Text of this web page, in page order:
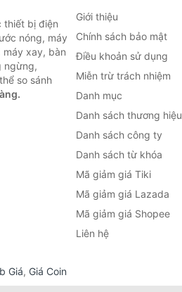
thiết bị điện
nóng, máy
máy xay, bàn
ngừng,
so sánh
Giới thiệu
Chính sách bảo mật
Điều khoản sử dụng
Miễn trừ trách nhiệm
Danh mục
Danh sách thương hiệu
Danh sách công ty
Danh sách từ khóa
Mã giảm giá Tiki
Mã giảm giá Lazada
Mã giảm giá Shopee
Liên hệ
Giá, Giá Coin